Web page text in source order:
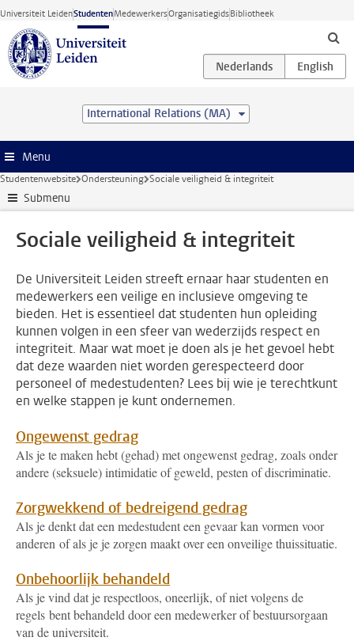
Ga direct naar de inhoud
Universiteit LeidenStudentenMedewerkersOrganisatiegidsBibliotheek
International Relations (MA)
Menu
Studentenwebsite Ondersteuning Sociale veiligheid & integriteit
Submenu
Sociale veiligheid & integriteit
De Universiteit Leiden streeft ernaar haar studenten en
medewerkers een veilige en inclusieve omgeving te
bieden. Het is essentieel dat studenten hun opleiding
kunnen volgen in een sfeer van wederzijds respect en
integriteit. Maar wat moet je doen als je het gevoel hebt
dat deze waarden niet worden gerespecteerd door
personeel of medestudenten? Lees bij wie je terechtkunt
en welke stappen je kunt ondernemen.
Ongewenst gedrag
Als je te maken hebt (gehad) met ongewenst gedrag, zoals onder
andere (seksuele) intimidatie of geweld, pesten of discriminatie.
Zorgwekkend of bedreigend gedrag
Als je denkt dat een medestudent een gevaar kan vormen voor
anderen of als je je zorgen maakt over een onveilige thuissituatie.
Onbehoorlijk behandeld
Als je vind dat je respectloos, oneerlijk, of niet volgens de
regels bent behandeld door een medewerker of bestuursorgaan
van de universiteit.